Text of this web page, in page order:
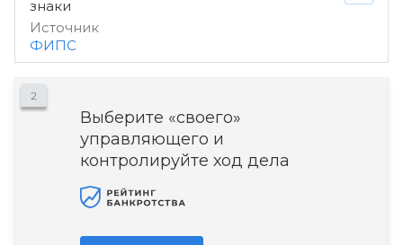
знаки
Источник
ФИПС
2
Выберите «своего»
управляющего и
контролируйте ход дела